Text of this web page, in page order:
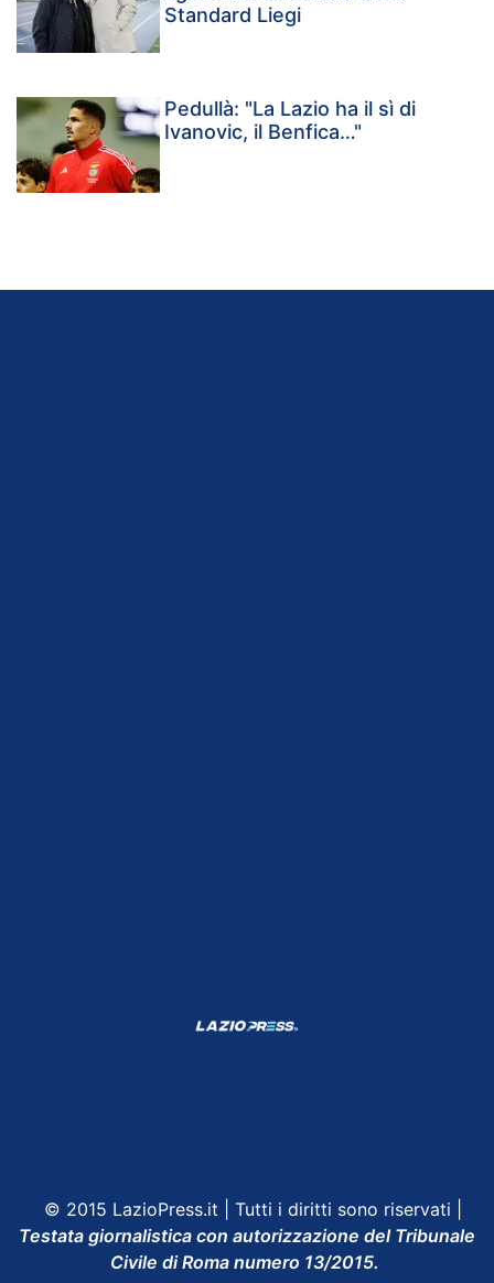
Standard Liegi
Pedullà: "La Lazio ha il sì di
Ivanovic, il Benfica…"
© 2015 LazioPress.it | Tutti i diritti sono riservati |
Testata giornalistica con autorizzazione del Tribunale
Civile di Roma numero 13/2015.